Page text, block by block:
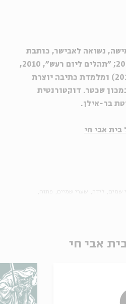
נשואה לאבישר, כותבת
שירה ("גלות הלויתן", 2005; "תהלים ליום רעש", 2010,
"שמש שקהלת לא ידע", 2014) ומלמדת כתיבה יוצרת
שכטר. דוקטורנטית
בר-אילן.
בית אבי חי
אבי חי